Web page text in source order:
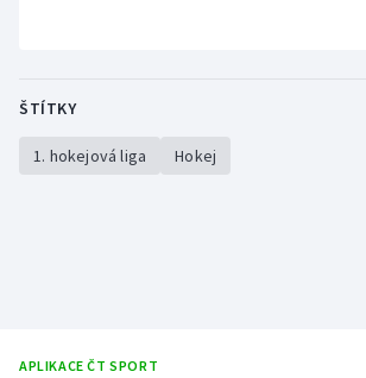
ŠTÍTKY
1. hokejová liga Hokej
APLIKACE ČT SPORT